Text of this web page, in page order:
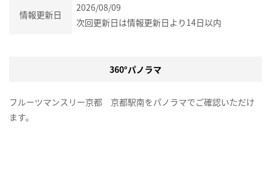
情報更新日
2026/08/09
次回更新日は情報更新日より14日以内
360°パノラマ
フルーツマンスリー京都 京都駅南をパノラマでご確認いただけ
ます。